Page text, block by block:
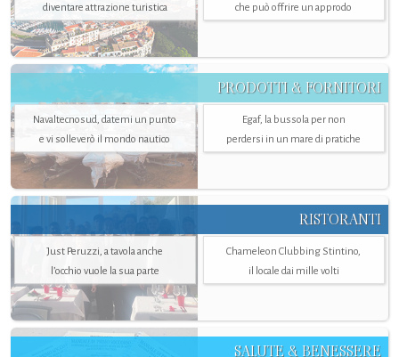
diventare attrazione turistica
che può offrire un approdo
PRODOTTI & FORNITORI
Navaltecnosud, datemi un punto
e vi solleverò il mondo nautico
Egaf, la bussola per non
perdersi in un mare di pratiche
RISTORANTI
Just Peruzzi, a tavola anche
l’occhio vuole la sua parte
Chameleon Clubbing Stintino,
il locale dai mille volti
SALUTE & BENESSERE